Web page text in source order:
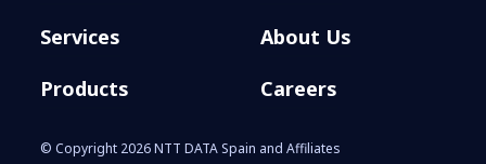
Services
Products
About Us
Careers
© Copyright 2026 NTT DATA Spain and Affiliates